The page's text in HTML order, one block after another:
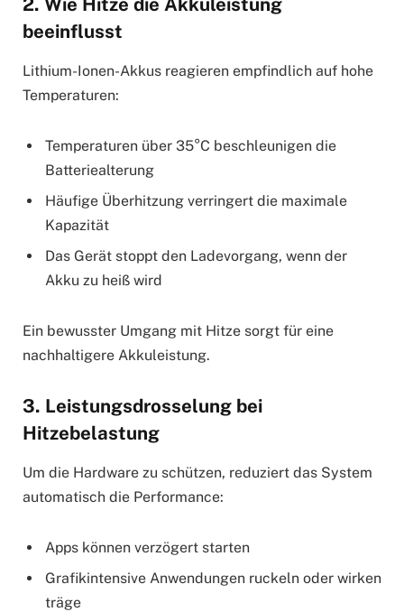
2. Wie Hitze die Akkuleistung
beeinflusst
Lithium-Ionen-Akkus reagieren empfindlich auf hohe
Temperaturen:
Temperaturen über 35°C beschleunigen die
Batteriealterung
Häufige Überhitzung verringert die maximale
Kapazität
Das Gerät stoppt den Ladevorgang, wenn der
Akku zu heiß wird
Ein bewusster Umgang mit Hitze sorgt für eine
nachhaltigere Akkuleistung.
3. Leistungsdrosselung bei
Hitzebelastung
Um die Hardware zu schützen, reduziert das System
automatisch die Performance:
Apps können verzögert starten
Grafikintensive Anwendungen ruckeln oder wirken
träge